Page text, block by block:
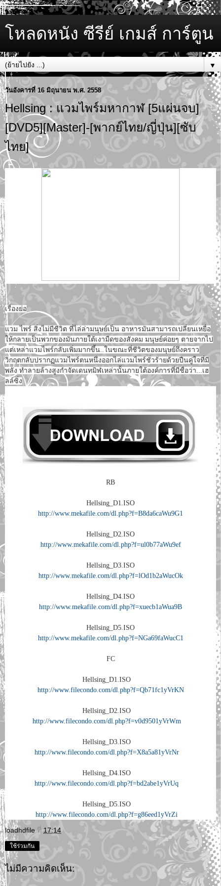
โหลดหนัง ซีรีย์ เกมส์ การ์ตูน
▼
วันอังคารที่ 16 มิถุนายน พ.ศ. 2558
Hellsing : แวมไพร์มหากาฬ [5แผ่นจบ]
[DVD5][Master]-[พากย์ไทย/ญี่ปุ่น][ซับ
ไทย]
เรื่องย่อ
แวม ไพร์ สิ่งไม่มีชีวิต ที่ไล่ล่ามนุษย์เป็น อาหารมันสามารถเปลี่ยนเหยื่อ
ให้กลายเป็นพวกของมันภายใต้เงามืดของสังคม มนุษย์ค่อยๆ ตายจากไป
แต่เหล่าแวมไพร์กลับเพิ่มมากขึ้น..ในขณะที่ชีวิตของมนุษย์ถึงคราว
วิกฤตกลับปรากฏแวมไพร์ตนหนึ่งออกไล่แวมไพร์ชั่วร้ายด้วยปืนคู่ใจที่มี
พลัง ทำลายล้างสูงกำจัดเดนทมิฬเหล่านั้นภายใต้องค์การที่มีชื่อว่า...เฮ
ลล์ซิ่ง
RB
Hellsing_D1.ISO
http://www.mekafile.com/dl.php?f=B8da6caWu9G1
Hellsing_D2.ISO
http://www.mekafile.com/dl.php?f=ul0b77aWu9ef
Hellsing_D3.ISO
http://www.mekafile.com/dl.php?f=lOd1b2aWucOk
Hellsing_D4.ISO
http://www.mekafile.com/dl.php?f=xuecb1aWua9B
Hellsing_D5.ISO
http://www.mekafile.com/dl.php?f=NGa69faWucC1
FC
Hellsing_D1.ISO
http://www.filecondo.com/dl.php?f=Qb71fc1yVrKN
Hellsing_D2.ISO
http://www.filecondo.com/dl.php?f=v0d9501yVrWm
Hellsing_D3.ISO
http://www.filecondo.com/dl.php?f=X8a5a81yVrNr
Hellsing_D4.ISO
http://www.filecondo.com/dl.php?f=bd2abe1yVrUq
Hellsing_D5.ISO
http://www.filecondo.com/dl.php?f=g86eed1yVrZi
loadhdfile ที่ 17:14
ใช้ร่วมกัน
ไม่มีความคิดเห็น: